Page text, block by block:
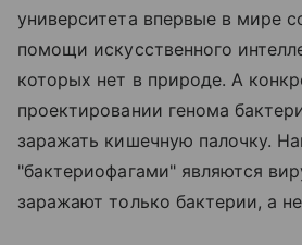
университета впервые в мире
помощи искусственного
которых нет в природе. А
проектировании генома
заражать кишечную палочку.
"бактериофагами" являются
заражают только бактерии, а